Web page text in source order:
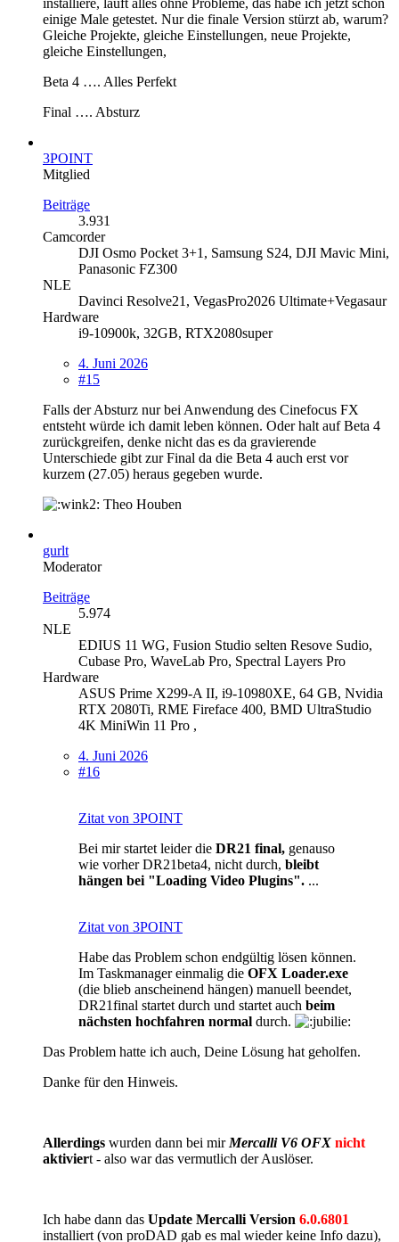
einige Male getestet. Nur die finale Version stürzt ab, warum?
Gleiche Projekte, gleiche Einstellungen, neue Projekte,
gleiche Einstellungen,
Beta 4 …. Alles Perfekt
Final …. Absturz
3POINT
Mitglied
Beiträge
3.931
Camcorder
DJI Osmo Pocket 3+1, Samsung S24, DJI Mavic Mini,
Panasonic FZ300
NLE
Davinci Resolve21, VegasPro2026 Ultimate+Vegasaur
Hardware
i9-10900k, 32GB, RTX2080super
4. Juni 2026
#15
Falls der Absturz nur bei Anwendung des Cinefocus FX
entsteht würde ich damit leben können. Oder halt auf Beta 4
zurückgreifen, denke nicht das es da gravierende
Unterschiede gibt zur Final da die Beta 4 auch erst vor
kurzem (27.05) heraus gegeben wurde.
Theo Houben
gurlt
Moderator
Beiträge
5.974
NLE
EDIUS 11 WG, Fusion Studio selten Resove Sudio,
Cubase Pro, WaveLab Pro, Spectral Layers Pro
Hardware
ASUS Prime X299-A II, i9-10980XE, 64 GB, Nvidia
RTX 2080Ti, RME Fireface 400, BMD UltraStudio
4K MiniWin 11 Pro ,
4. Juni 2026
#16
Zitat von 3POINT
Bei mir startet leider die DR21 final, genauso
wie vorher DR21beta4, nicht durch, bleibt
hängen bei "Loading Video Plugins". ...
Zitat von 3POINT
Habe das Problem schon endgültig lösen können.
Im Taskmanager einmalig die OFX Loader.exe
(die blieb anscheinend hängen) manuell beendet,
DR21final startet durch und startet auch beim
nächsten hochfahren normal durch.
Das Problem hatte ich auch, Deine Lösung hat geholfen.
Danke für den Hinweis.
Allerdings wurden dann bei mirMercalli V6 OFX nicht
aktiviert - also war das vermutlich der Auslöser.
Ich habe dann das Update Mercalli Version 6.0.6801
installiert (von proDAD gab es mal wieder keine Info dazu),